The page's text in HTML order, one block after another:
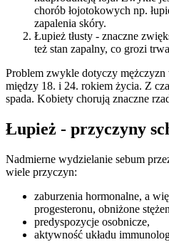
chorób łojotokowych np.
zapalenia skóry.
Łupież tłusty - znaczne
też stan zapalny, co grozi
Problem zwykle dotyczy
między 18. i 24. rokiem życia. Z
spada. Kobiety chorują znaczne
Łupież - przyczyny
Nadmierne wydzielanie sebum
wiele przyczyn:
zaburzenia hormonalne, a
progesteronu, obniżone
predyspozycje osobnicze,
aktywność układu